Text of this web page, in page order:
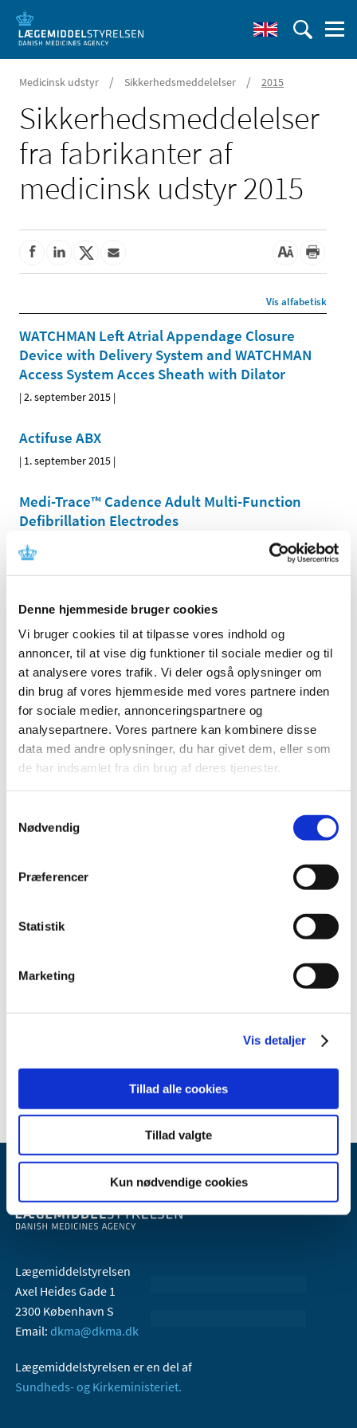
Denne hjemmeside bruger cookies
Vi bruger cookies til at tilpasse vores indhold og
annoncer, til at vise dig funktioner til sociale medier og til
at analysere vores trafik. Vi deler også oplysninger om
din brug af vores hjemmeside med vores partnere inden
for sociale medier, annonceringspartnere og
analysepartnere. Vores partnere kan kombinere disse
data med andre oplysninger, du har givet dem, eller som
de har indsamlet fra din brug af deres tjenester.
Nødvendig
Præferencer
Statistik
Marketing
Vis detaljer
Tillad alle cookies
Tillad valgte
Kun nødvendige cookies
Medicinsk udstyr / Sikkerhedsmeddelelser / 2015
Sikkerheds­meddelelser
fra fabrikanter af
medicinsk udstyr 2015
Vis alfabetisk
WATCHMAN Left Atrial Appendage Closure
Device with Delivery System and WATCHMAN
Access System Acces Sheath with Dilator
|2. september 2015 |
Actifuse ABX
| 1. september 2015 |
Medi-Trace™ Cadence Adult Multi-Function
Defibrillation Electrodes
1. september 2015
Emner
Medicinsk udstyr
Alle (395)
TID
2015 (388)
oktober (27)
august (28)
juni (41)
januar (43)
Lægemiddelstyrelsen
Axel Heides Gade 1
2300 København S
Email: dkma@dkma.dk
Lægemiddelstyrelsen er en del af
Sundheds- og Kirkeministeriet.